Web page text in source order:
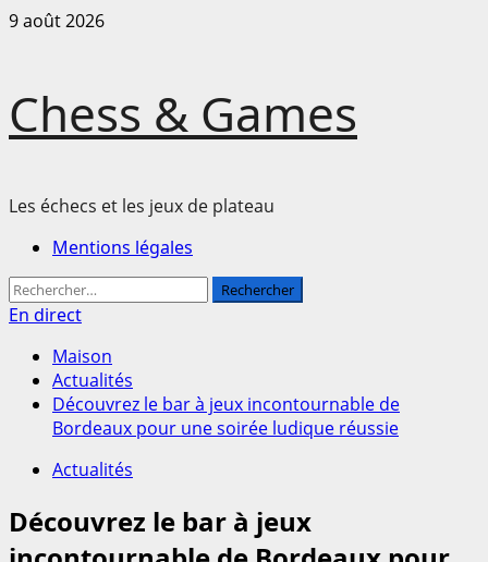
Passer
9 août 2026
Chess & Games
Les échecs et les jeux de plateau
MenuMentions légales
Rechercher :
En direct
Maison
Actualités
Découvrez le bar à jeux incontournable de
Bordeaux pour une soirée ludique réussie
Actualités
Découvrez le bar à jeux